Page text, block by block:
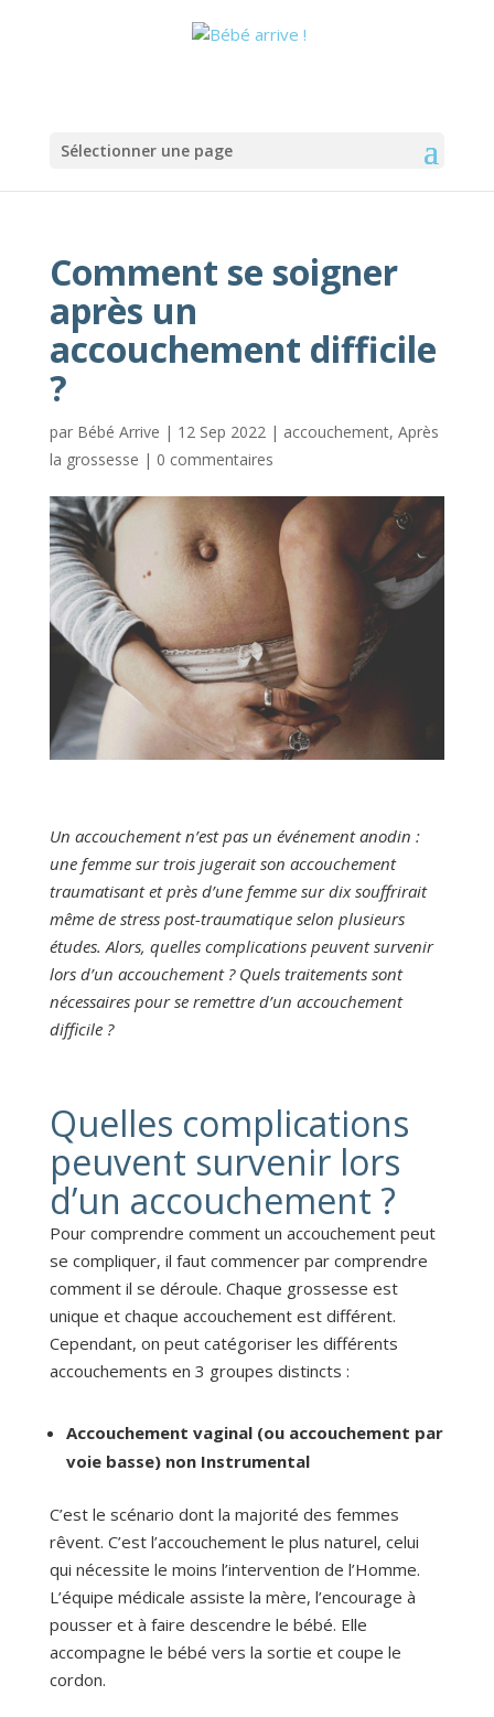
Sélectionner une page
Comment se soigner
après un
accouchement difficile
?
par Bébé Arrive | 12 Sep 2022| accouchement, Après
la grossesse | 0 commentaires
Un accouchement n’est pas un événement anodin :
une femme sur trois jugerait son accouchement
traumatisant et près d’une femme sur dix souffrirait
même de stress post-traumatique selon plusieurs
études. Alors, quelles complications peuvent survenir
lors d’un accouchement ? Quels traitements sont
nécessaires pour se remettre d’un accouchement
difficile ?
Quelles complications
peuvent survenir lors
d’un accouchement ?
Pour comprendre comment un accouchement peut
se compliquer, il faut commencer par comprendre
comment il se déroule. Chaque grossesse est
unique et chaque accouchement est différent.
Cependant, on peut catégoriser les différents
accouchements en 3 groupes distincts :
Accouchement vaginal (ou accouchement par
voie basse) non Instrumental
C’est le scénario dont la majorité des femmes
rêvent. C’est l’accouchement le plus naturel, celui
qui nécessite le moins l’intervention de l’Homme.
L’équipe médicale assiste la mère, l’encourage à
pousser et à faire descendre le bébé. Elle
accompagne le bébé vers la sortie et coupe le
cordon.